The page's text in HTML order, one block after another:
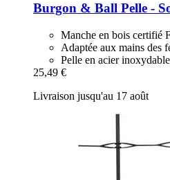
Burgon & Ball Pelle -​
Manche en bois certifié
Adaptée aux mains des
Pelle en acier inoxydable
25,49 €
Livraison jusqu'au 17 août